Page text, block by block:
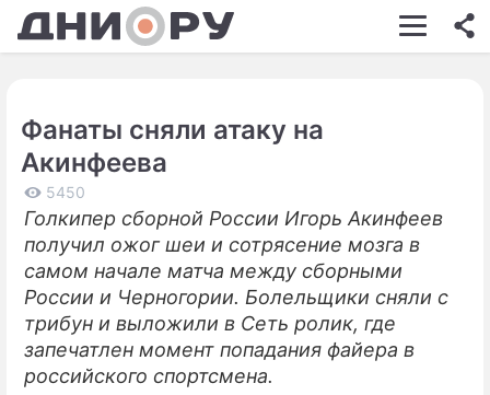
ШОУ-БИЗНЕС
КИНО
ЗДОРОВЬЕ
ЭКОНОМИКА
ПРОИСШЕСТВИЯ
СОННИК
Фанаты сняли атаку на
Акинфеева
5450
Голкипер сборной России Игорь Акинфеев
получил ожог шеи и сотрясение мозга в
самом начале матча между сборными
России и Черногории. Болельщики сняли с
трибун и выложили в Сеть ролик, где
запечатлен момент попадания файера в
российского спортсмена.